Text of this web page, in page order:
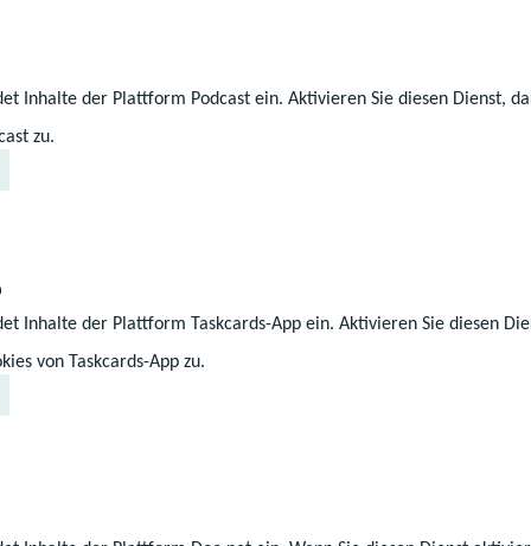
Inhalte der Plattform Podcast ein. Aktivieren Sie diesen Dienst,
zu.
Inhalte der Plattform Taskcards-App ein. Aktivieren Sie diesen
von Taskcards-App zu.
подання заяви
такі документи: